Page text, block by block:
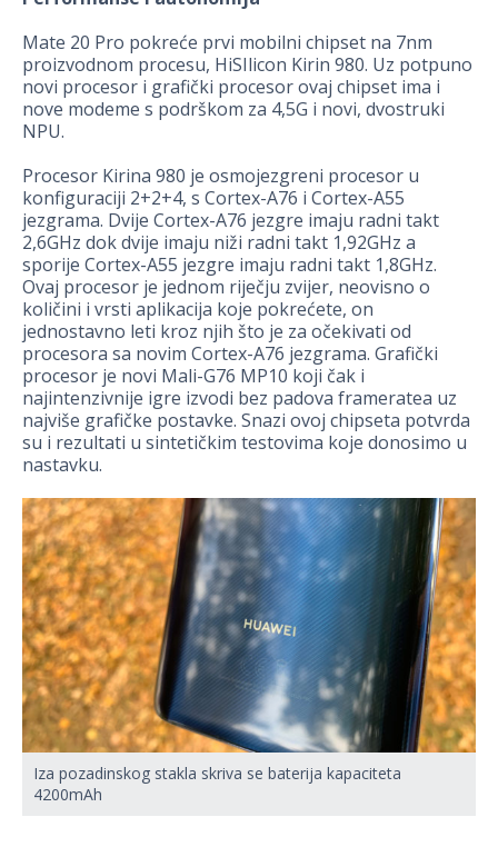
Mate 20 Pro pokreće prvi mobilni chipset na 7nm
proizvodnom procesu, HiSIlicon Kirin 980. Uz potpuno
novi procesor i grafički procesor ovaj chipset ima i
nove modeme s podrškom za 4,5G i novi, dvostruki
NPU.
Procesor Kirina 980 je osmojezgreni procesor u
konfiguraciji 2+2+4, s Cortex-A76 i Cortex-A55
jezgrama. Dvije Cortex-A76 jezgre imaju radni takt
2,6GHz dok dvije imaju niži radni takt 1,92GHz a
sporije Cortex-A55 jezgre imaju radni takt 1,8GHz.
Ovaj procesor je jednom riječju zvijer, neovisno o
količini i vrsti aplikacija koje pokrećete, on
jednostavno leti kroz njih što je za očekivati od
procesora sa novim Cortex-A76 jezgrama. Grafički
procesor je novi Mali-G76 MP10 koji čak i
najintenzivnije igre izvodi bez padova frameratea uz
najviše grafičke postavke. Snazi ovoj chipseta potvrda
su i rezultati u sintetičkim testovima koje donosimo u
nastavku.
Iza pozadinskog stakla skriva se baterija kapaciteta
4200mAh